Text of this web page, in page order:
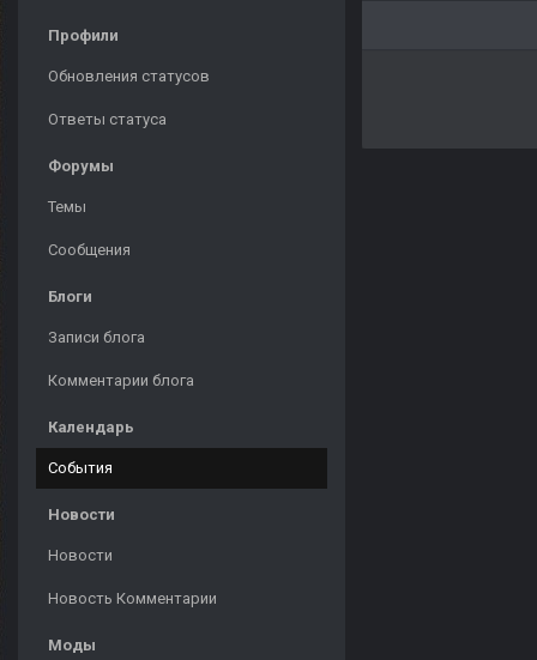
Профили
Обновления статусов
Ответы статуса
Форумы
Темы
Сообщения
Блоги
Записи блога
Комментарии блога
Календарь
События
Новости
Новости
Новость Комментарии
Моды